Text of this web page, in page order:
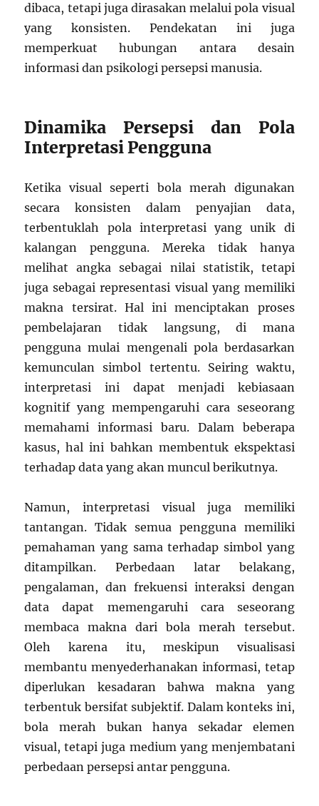
dibaca, tetapi juga dirasakan melalui pola visual
yang konsisten. Pendekatan ini juga
memperkuat hubungan antara desain
informasi dan psikologi persepsi manusia.
Dinamika Persepsi dan Pola
Interpretasi Pengguna
Ketika visual seperti bola merah digunakan
secara konsisten dalam penyajian data,
terbentuklah pola interpretasi yang unik di
kalangan pengguna. Mereka tidak hanya
melihat angka sebagai nilai statistik, tetapi
juga sebagai representasi visual yang memiliki
makna tersirat. Hal ini menciptakan proses
pembelajaran tidak langsung, di mana
pengguna mulai mengenali pola berdasarkan
kemunculan simbol tertentu. Seiring waktu,
interpretasi ini dapat menjadi kebiasaan
kognitif yang mempengaruhi cara seseorang
memahami informasi baru. Dalam beberapa
kasus, hal ini bahkan membentuk ekspektasi
terhadap data yang akan muncul berikutnya.
Namun, interpretasi visual juga memiliki
tantangan. Tidak semua pengguna memiliki
pemahaman yang sama terhadap simbol yang
ditampilkan. Perbedaan latar belakang,
pengalaman, dan frekuensi interaksi dengan
data dapat memengaruhi cara seseorang
membaca makna dari bola merah tersebut.
Oleh karena itu, meskipun visualisasi
membantu menyederhanakan informasi, tetap
diperlukan kesadaran bahwa makna yang
terbentuk bersifat subjektif. Dalam konteks ini,
bola merah bukan hanya sekadar elemen
visual, tetapi juga medium yang menjembatani
perbedaan persepsi antar pengguna.